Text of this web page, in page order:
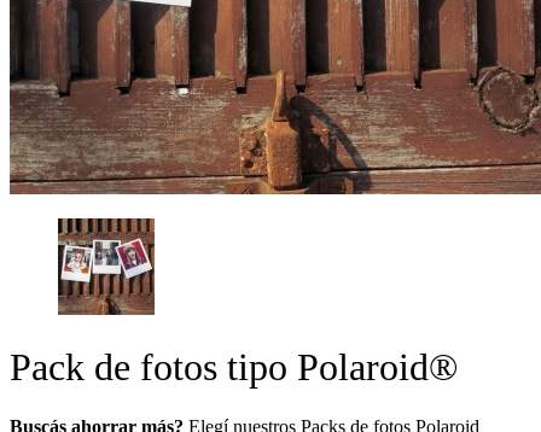
Pack de fotos tipo Polaroid®
Buscás ahorrar más? Elegí nuestros Packs de fotos Polaroid